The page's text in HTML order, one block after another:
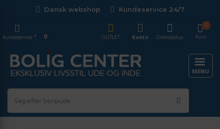
Dansk webshop Kundeservice 24/7
Kurv
0
OUTLET
Konto Ordrestatus
Kundeservice 0
MENU